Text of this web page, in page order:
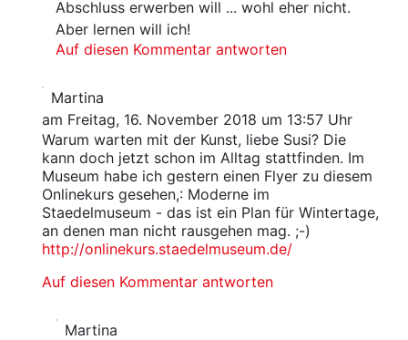
Abschluss erwerben will ... wohl eher nicht.
Aber lernen will ich!
Auf diesen Kommentar antworten
Martina
am Freitag, 16. November 2018 um 13:57 Uhr
Warum warten mit der Kunst, liebe Susi? Die
kann doch jetzt schon im Alltag stattfinden. Im
Museum habe ich gestern einen Flyer zu diesem
Onlinekurs gesehen,: Moderne im
Staedelmuseum - das ist ein Plan für Wintertage,
an denen man nicht rausgehen mag. ;-)
http://onlinekurs.staedelmuseum.de/
Auf diesen Kommentar antworten
Martina